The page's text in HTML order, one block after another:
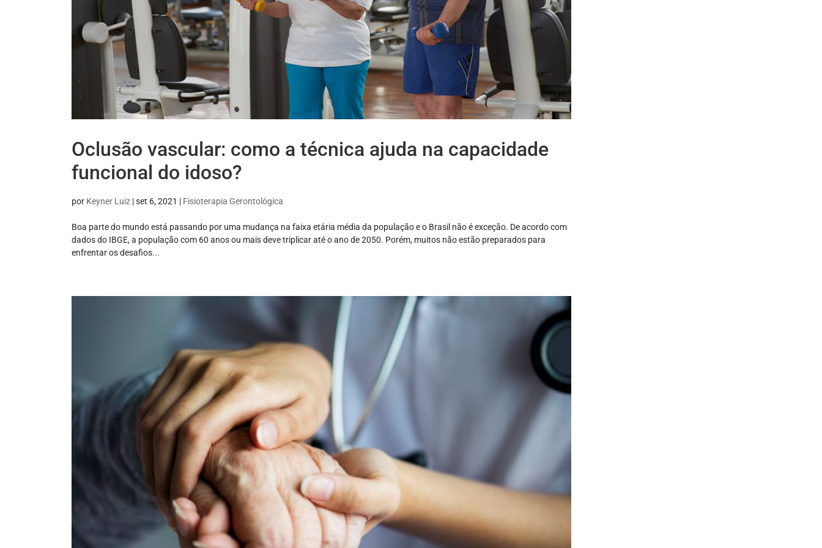
Oclusão vascular: como a técnica ajuda na capacidade
funcional do idoso?
por Keyner Luiz |set 6, 2021 | Fisioterapia Gerontológica
Boa parte do mundo está passando por uma mudança na faixa etária média da população e o Brasil não é exceção. De acordo com
dados do IBGE, a população com 60 anos ou mais deve triplicar até o ano de 2050. Porém, muitos não estão preparados para
enfrentar os desafios...